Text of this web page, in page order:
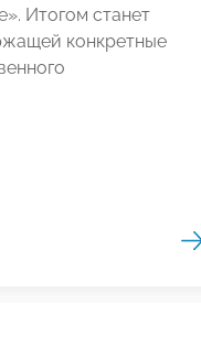
Итогом станет
конкретные